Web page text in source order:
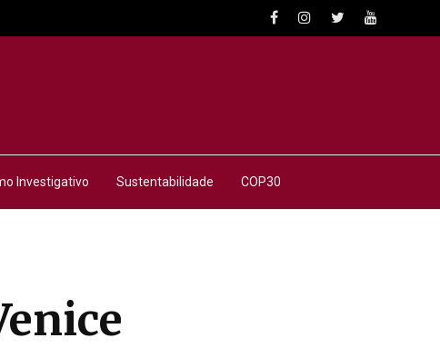
Investigativo Sustentabilidade COP30